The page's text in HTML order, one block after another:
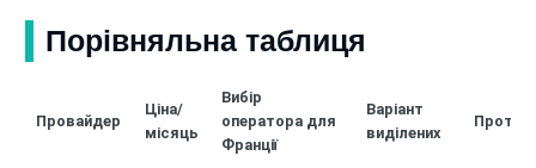
Порівняльна таблиця
Провайдер
Ціна/
місяць
Вибір
оператора для
Франції
Варіант
виділених